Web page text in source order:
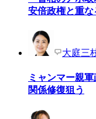
安倍政権と重な
大庭三
ミャンマー親
関係修復狙う